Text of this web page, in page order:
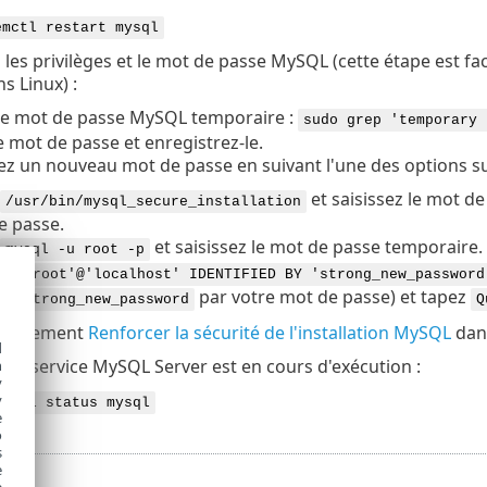
restart mysql
privilèges et le mot de passe MySQL (cette étape est
Linux) :
mot de passe MySQL temporaire :
sudo grep
mot de passe et enregistrez-le.
un nouveau mot de passe en suivant l'une des options
/usr/bin/mysql_secure_installation
et saisissez le mot
passe.
mysql -u root -p et saisissez le mot de passe temporaire.
'root'@'localhost' IDENTIFIED BY
strong_new_password par votre mot de passe) et tapez
Renforcer la sécurité de l'installation MySQL
le service MySQL Server est en cours d'exécution :
status mysql